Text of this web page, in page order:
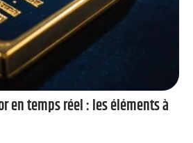
en temps réel : les éléments à